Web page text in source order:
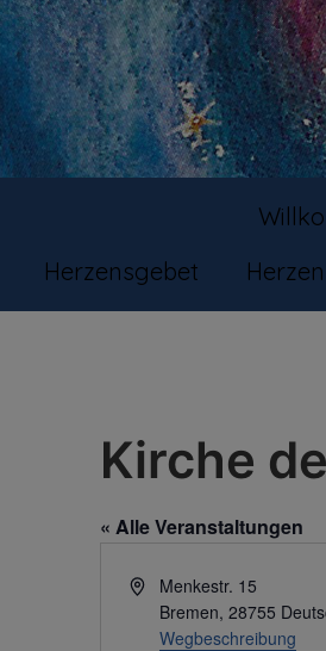
Herzensgebet
Kirche
« Alle Veranstaltungen
AdresseMenkestr. 15
Bremen, 28755
Wegbeschreibung